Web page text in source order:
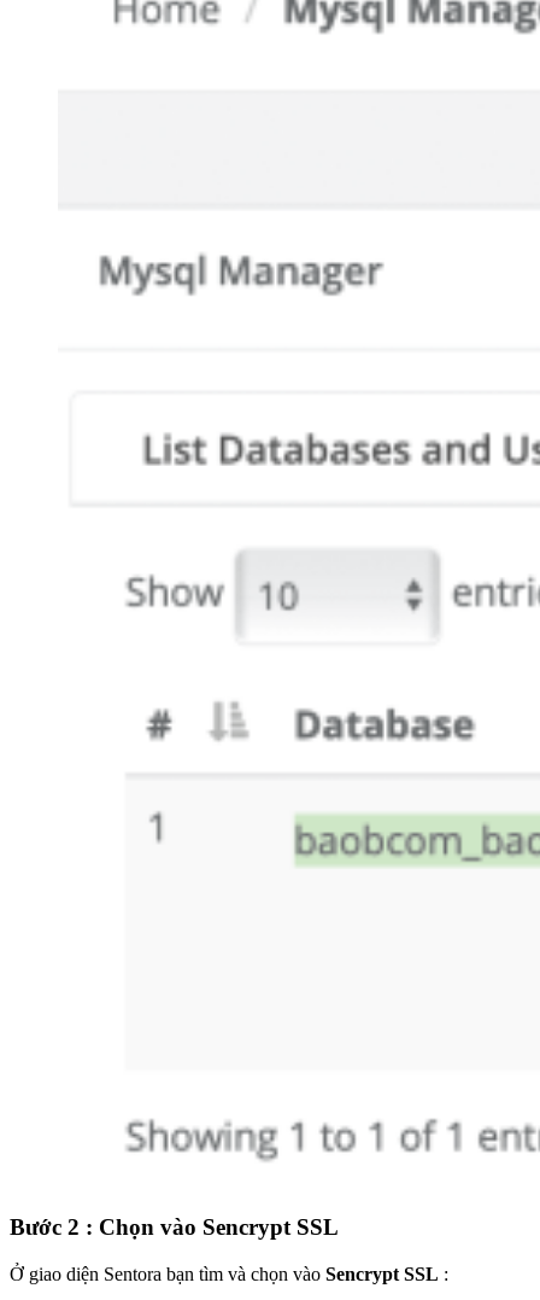
Bước 2 : Chọn vào Sencrypt SSL
Ở giao diện Sentora bạn tìm và chọn vào Sencrypt SSL :